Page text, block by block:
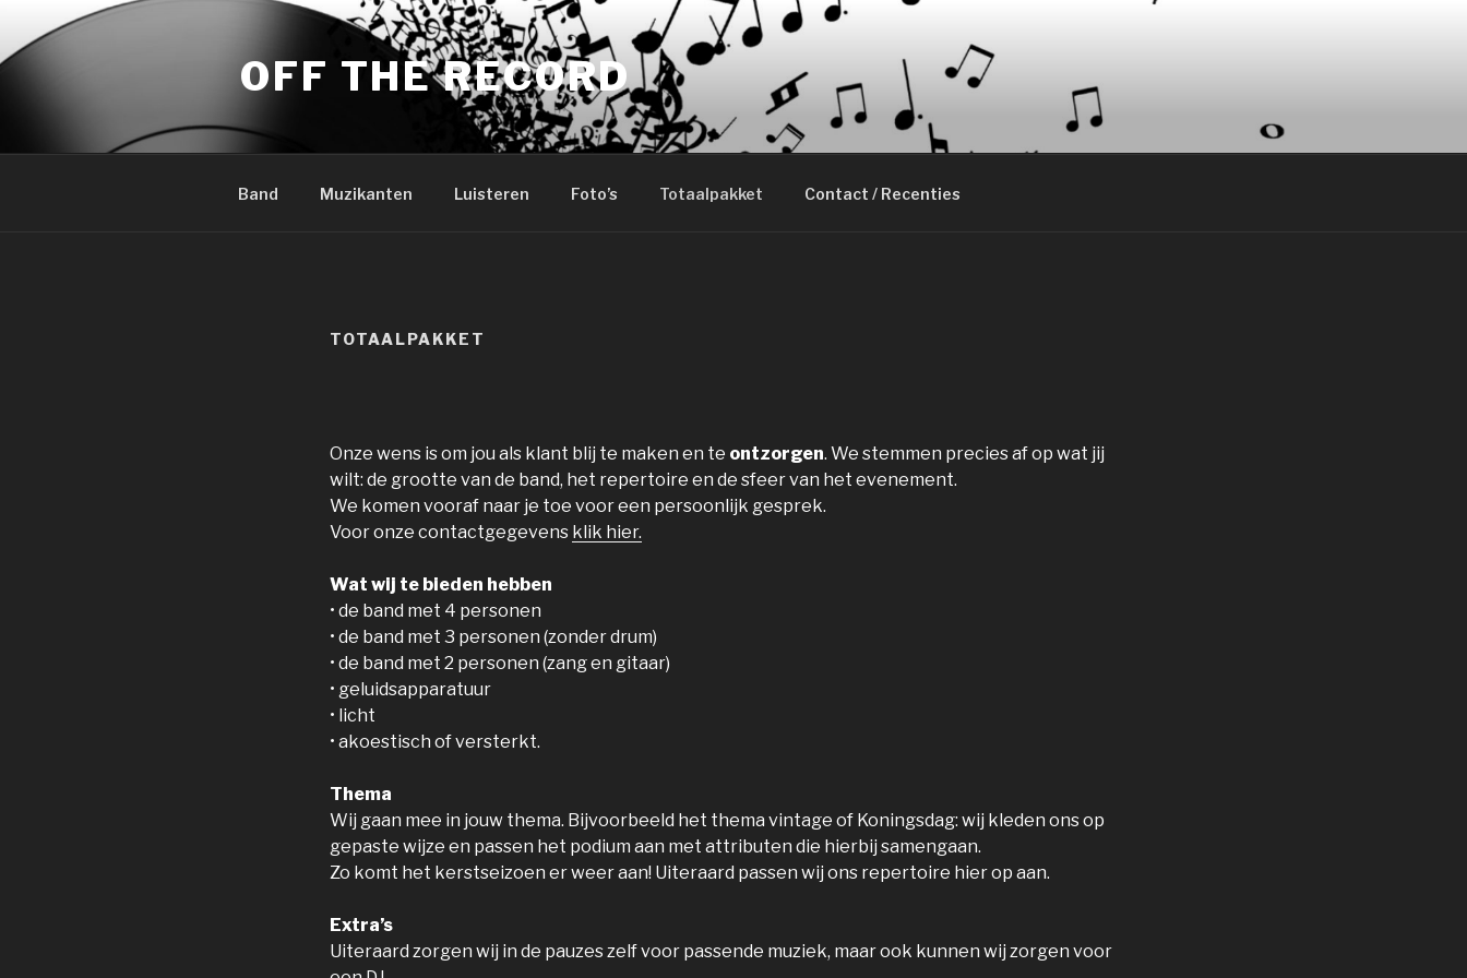
inhoud
OFF THE RECORD
Band Muzikanten Luisteren Foto’s Totaalpakket Contact / Recenties
TOTAALPAKKET
Onze wens is om jou als klant blij te maken en te ontzorgen. We stemmen precies af op wat jij
wilt: de grootte van de band, het repertoire en de sfeer van het evenement.
We komen vooraf naar je toe voor een persoonlijk gesprek.
Voor onze contactgegevens klik hier.
Wat wij te bieden hebben
• de band met 4 personen
• de band met 3 personen (zonder drum)
• de band met 2 personen (zang en gitaar)
• geluidsapparatuur
• licht
• akoestisch of versterkt.
Thema
Wij gaan mee in jouw thema. Bijvoorbeeld het thema vintage of Koningsdag: wij kleden ons op
gepaste wijze en passen het podium aan met attributen die hierbij samengaan.
Zo komt het kerstseizoen er weer aan! Uiteraard passen wij ons repertoire hier op aan.
Extra’s
Uiteraard zorgen wij in de pauzes zelf voor passende muziek, maar ook kunnen wij zorgen voor